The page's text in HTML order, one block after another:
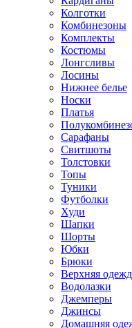
Колготки
Комбинезоны
Комплекты
Костюмы
Лонгсливы
Лосины
Нижнее белье
Носки
Платья
Сарафаны
Свитшоты
Толстовки
Топы
Туники
Футболки
Худи
Шапки
Шорты
Юбки
Брюки
Верхняя
Водолазки
Джемперы
Джинсы
Домашняя